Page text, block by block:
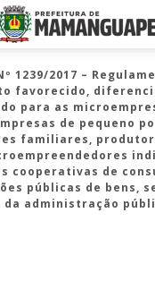
1239/2017 –
favorecido,
para as
de pequeno
familiares,
cooperativas de
públicas de bens,
da administração